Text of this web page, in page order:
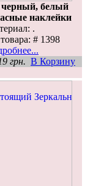
белый
наклейки
.
# 1398
грн. В Корзину